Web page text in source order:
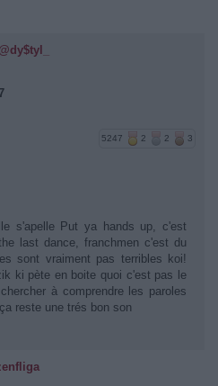
5247 2 2 3
s'apelle Put ya hands up, c'est
last dance, franchmen c'est du
sont vraiment pas terribles koi!
ki pète en boite quoi c'est pas le
à comprendre les paroles
reste une trés bon son